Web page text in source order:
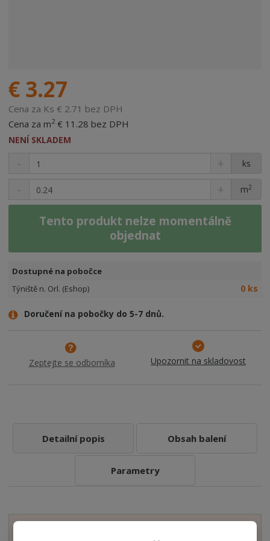
€ 3.27
Cena za Ks € 2.71 bez DPH
Cena za m2 € 11.28 bez DPH
NENÍ SKLADEM
ks
m2
Tento produkt nelze momentálně
objednat
Dostupné na pobočce
Týniště n. Orl. (Eshop)
0 ks
Doručení na pobočky do 5-7 dnů.
Zeptejte se odborníka Upozornit na skladovost
Detailní popis Obsah balení
Parametry